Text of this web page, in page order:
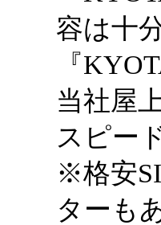
容は十
『
当社屋
スピー
※格安
ターも